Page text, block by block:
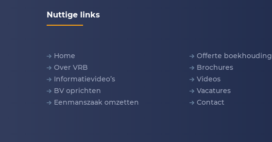
Nuttige links
Home
Over VRB
Informatievideo’s
BV oprichten
Eenmanszaak omzetten
Offerte boekhouding
Brochures
Videos
Vacatures
Contact